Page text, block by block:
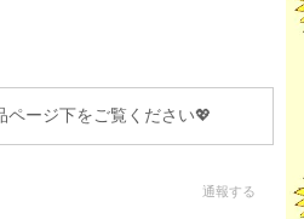
ページ下をご覧ください💖
通報する